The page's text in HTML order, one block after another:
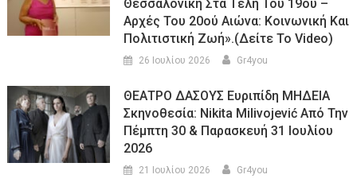
Θεσσαλονίκη Στα Τέλη Του 19ου –
Αρχές Του 20ού Αιώνα: Κοινωνική Και
Πολιτιστική Ζωή».(Δείτε Το Video)
26 Ιουλίου 2026 Gr4you
ΘΕΑΤΡΟ ΔΑΣΟΥΣ Ευριπίδη ΜΗΔΕΙΑ
Σκηνοθεσία: Nikita Milivojević Από Την
Πέμπτη 30 & Παρασκευή 31 Ιουλίου
2026
21 Ιουλίου 2026 Gr4you